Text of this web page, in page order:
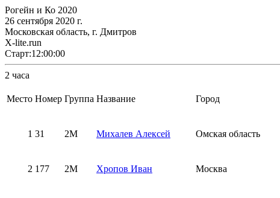
Рогейн и Ко 2020
26 сентября 2020 г.
Московская область, г. Дмитров
X-lite.run
Старт:12:00:00
2 часа
Место Номер Группа Название Город
1 31 2М Михалев Алексей Омская область
2 177 2М Хропов Иван Москва